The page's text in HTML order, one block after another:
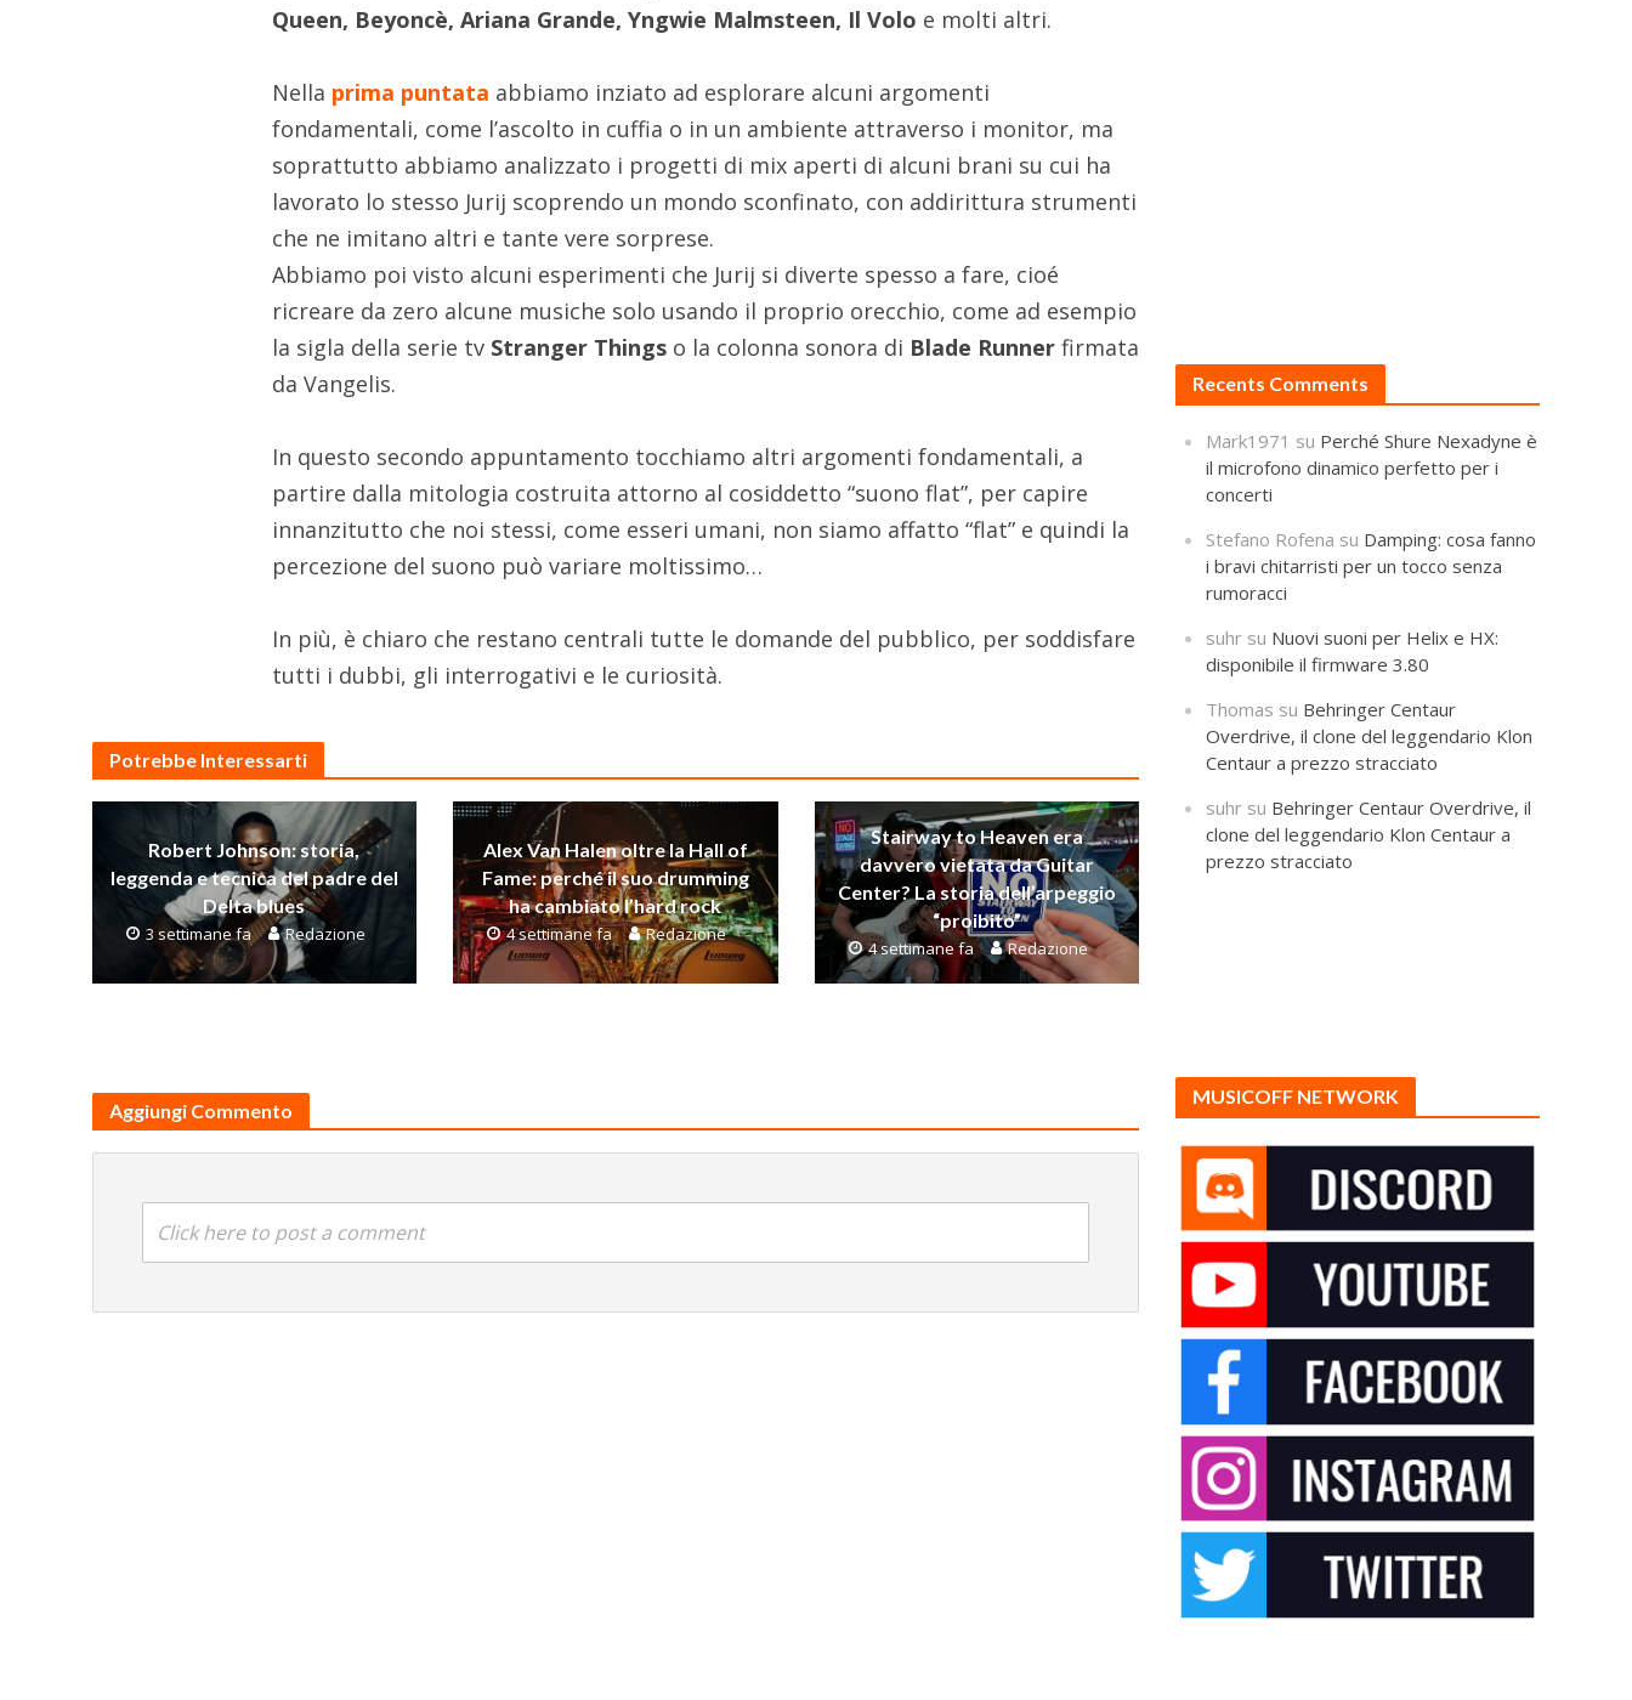
Queen, Beyoncè, Ariana Grande, Yngwie Malmsteen, Il Volo e molti altri.
Nella prima puntata abbiamo inziato ad esplorare alcuni argomenti
fondamentali, come l’ascolto in cuffia o in un ambiente attraverso i monitor, ma
soprattutto abbiamo analizzato i progetti di mix aperti di alcuni brani su cui ha
lavorato lo stesso Jurij scoprendo un mondo sconfinato, con addirittura strumenti
che ne imitano altri e tante vere sorprese.
Abbiamo poi visto alcuni esperimenti che Jurij si diverte spesso a fare, cioé
ricreare da zero alcune musiche solo usando il proprio orecchio, come ad esempio
la sigla della serie tv Stranger Things o la colonna sonora di Blade Runner firmata
da Vangelis.
In questo secondo appuntamento tocchiamo altri argomenti fondamentali, a
partire dalla mitologia costruita attorno al cosiddetto “suono flat”, per capire
innanzitutto che noi stessi, come esseri umani, non siamo affatto “flat” e quindi la
percezione del suono può variare moltissimo…
In più, è chiaro che restano centrali tutte le domande del pubblico, per soddisfare
tutti i dubbi, gli interrogativi e le curiosità.
Potrebbe Interessarti
Robert Johnson: storia,
leggenda e tecnica del padre del
Delta blues
3 settimane fa Redazione
Alex Van Halen oltre la Hall of
Fame: perché il suo drumming
ha cambiato l’hard rock
4 settimane fa Redazione
Stairway to Heaven era
davvero vietata da Guitar
Center? La storia dell’arpeggio
“proibito”
4 settimane fa Redazione
Aggiungi Commento
Click here to post a comment
Recents Comments
Mark1971 su Perché Shure Nexadyne è
il microfono dinamico perfetto per i
concerti
Stefano Rofena su Damping: cosa fanno
i bravi chitarristi per un tocco senza
rumoracci
suhr su Nuovi suoni per Helix e HX:
disponibile il firmware 3.80
Thomas su Behringer Centaur
Overdrive, il clone del leggendario Klon
Centaur a prezzo stracciato
suhr su Behringer Centaur Overdrive, il
clone del leggendario Klon Centaur a
prezzo stracciato
MUSICOFF NETWORK